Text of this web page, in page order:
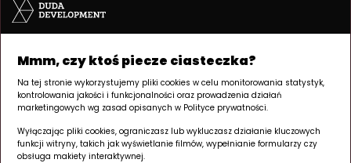
Mmm, czy ktoś piecze ciasteczka?
Na tej stronie wykorzystujemy pliki cookies w celu monitorowania statystyk,
kontrolowania jakości i funkcjonalności oraz prowadzenia działań
marketingowych wg zasad opisanych w Polityce prywatności.
Wyłączając pliki cookies, ograniczasz lub wykluczasz działanie kluczowych
funkcji witryny, takich jak wyświetlanie filmów, wypełnianie formularzy czy
obsługa makiety interaktywnej.
INWESTYCJA EPIKA
JEŻYCE
60-519 Poznań | Jeżyce
Tu powstaje Twój
apartament inwestycyjny.
60-278 Poznań | Grunwald
pn–pt 8:00–17:00
+48 605 258 888
NA SKRÓTY